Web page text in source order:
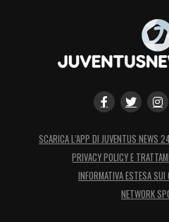
SCARICA L’APP DI JUVENTUS NEWS
PRIVACY POLICY E
INFORMATIVA ESTESA SUI
NETWORK